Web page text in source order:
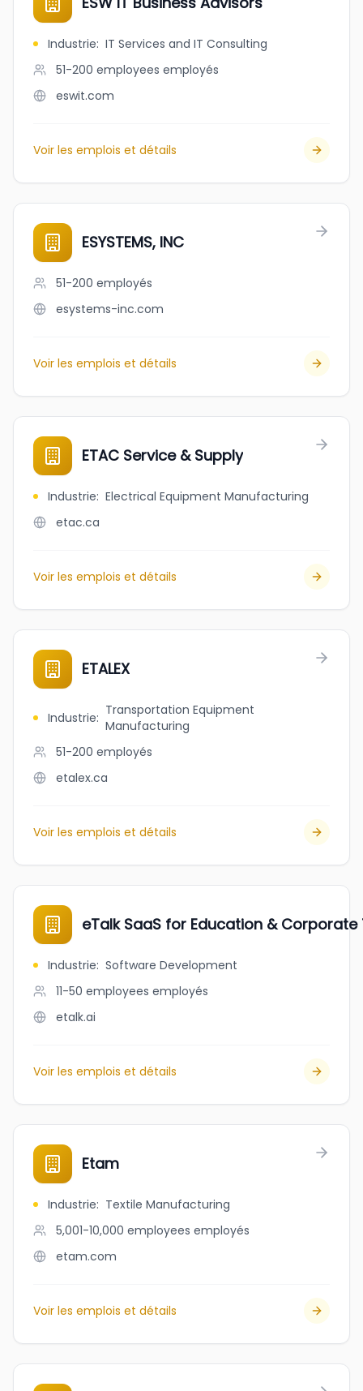
Industrie: IT Services and IT Consulting
51-200 employees employés
eswit.com
Voir les emplois et détails
ESYSTEMS, INC
51-200 employés
esystems-inc.com
Voir les emplois et détails
ETAC Service & Supply
Industrie: Electrical Equipment Manufacturing
etac.ca
Voir les emplois et détails
ETALEX
Industrie: Transportation Equipment
Manufacturing
51-200 employés
etalex.ca
Voir les emplois et détails
eTalk SaaS for Education & Corporate
Industrie: Software Development
11-50 employees employés
etalk.ai
Voir les emplois et détails
Etam
Industrie: Textile Manufacturing
5,001-10,000 employees employés
etam.com
Voir les emplois et détails